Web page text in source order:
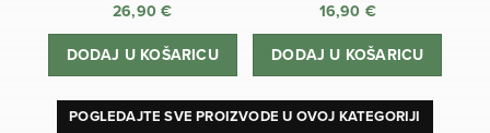
26,90€
DODAJ U KOŠARICU
16,90 €
DODAJ U KOŠARICU
POGLEDAJTE SVE PROIZVODE U OVOJ KATEGORIJI